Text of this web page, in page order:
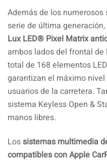
Además de los
serie de última generación,
Lux LED® Pixel Matrix
ambos lados del frontal de
total de 168 elementos
garantizan el máximo
usuarios de la carretera.
sistema Keyless Open &
manos libres.
Lossistemas multimedia
compatibles con Apple